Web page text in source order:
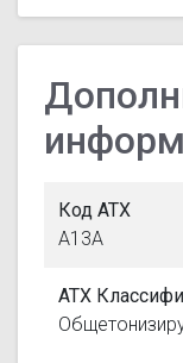
Код АТХ
A13A
АТХ